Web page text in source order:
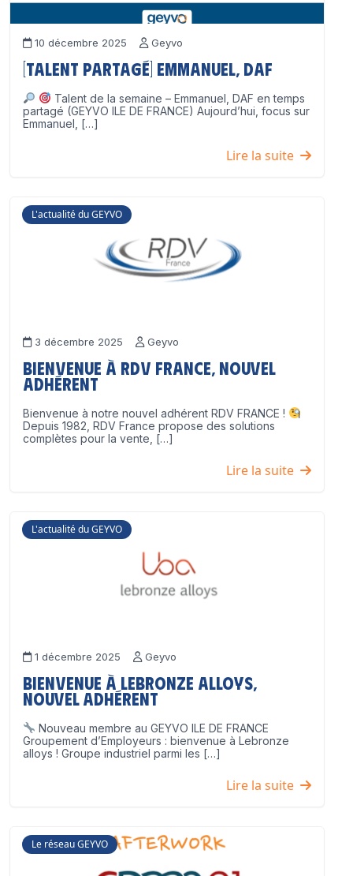
10 décembre 2025 Geyvo
[Talent partagé] Emmanuel, DAF
Talent de la semaine – Emmanuel, DAF en temps
partagé (GEYVO ILE DE FRANCE) Aujourd’hui, focus sur
Emmanuel, […]
Lire la suite
L'actualité du GEYVO
3 décembre 2025 Geyvo
Bienvenue à RDV France, nouvel
adhérent
Bienvenue à notre nouvel adhérent RDV FRANCE !
Depuis 1982, RDV France propose des solutions
complètes pour la vente, […]
Lire la suite
L'actualité du GEYVO
1 décembre 2025 Geyvo
Bienvenue à Lebronze Alloys,
nouvel adhérent
Nouveau membre au GEYVO ILE DE FRANCE
Groupement d’Employeurs : bienvenue à Lebronze
alloys ! Groupe industriel parmi les […]
Lire la suite
Le réseau GEYVO